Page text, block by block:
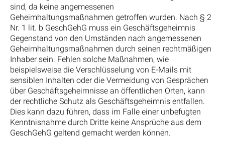
sind, da keine angemessenen
Geheimhaltungsmaßnahmen getroffen wurden. Nach § 2
Nr. 1 lit. b GeschGehG muss ein Geschäftsgeheimnis
Gegenstand von den Umständen nach angemessenen
Geheimhaltungsmaßnahmen durch seinen rechtmäßigen
Inhaber sein. Fehlen solche Maßnahmen, wie
beispielsweise die Verschlüsselung von E-Mails mit
sensiblen Inhalten oder die Vermeidung von Gesprächen
über Geschäftsgeheimnisse an öffentlichen Orten, kann
der rechtliche Schutz als Geschäftsgeheimnis entfallen.
Dies kann dazu führen, dass im Falle einer unbefugten
Kenntnisnahme durch Dritte keine Ansprüche aus dem
GeschGehG geltend gemacht werden können.